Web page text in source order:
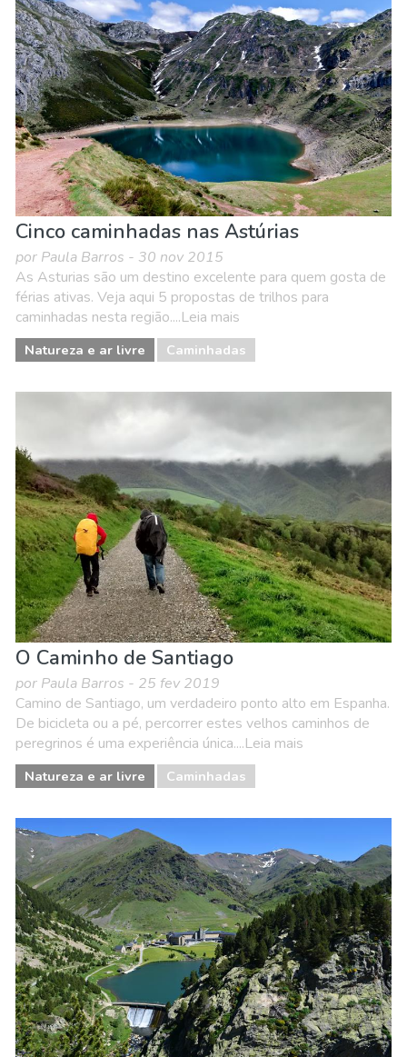
Cinco caminhadas nas Astúrias
por Paula Barros - 30 nov 2015
As Asturias são um destino excelente para quem gosta de
férias ativas. Veja aqui 5 propostas de trilhos para
caminhadas nesta região....Leia mais
Natureza e ar livre Caminhadas
O Caminho de Santiago
por Paula Barros - 25 fev 2019
Camino de Santiago, um verdadeiro ponto alto em Espanha.
De bicicleta ou a pé, percorrer estes velhos caminhos de
peregrinos é uma experiência única....Leia mais
Natureza e ar livre Caminhadas